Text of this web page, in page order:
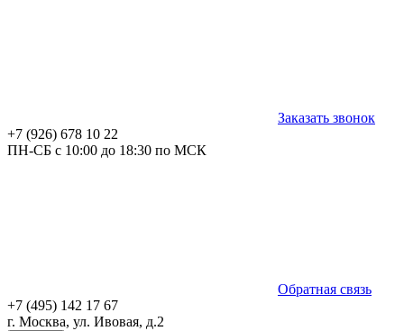
Заказать звонок
+7 (926) 678 10 22
ПН-СБ с 10:00 до 18:30 по МСК
Обратная связь
+7 (495) 142 17 67
г. Москва, ул. Ивовая, д.2